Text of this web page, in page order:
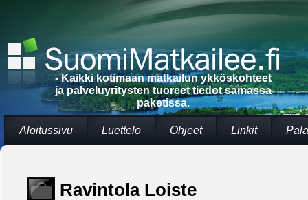
- Kaikki kotimaan matkailun ykköskohteet
ja palveluyritysten tuoreet tiedot samassa
paketissa.
Aloitussivu Luettelo Ohjeet Linkit
Ravintola Loiste